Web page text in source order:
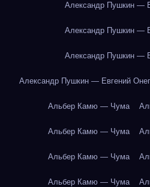
Александр Пушкин —
Александр Пушкин —
Александр Пушкин —
Александр Пушкин — Евгений
Альбер Камю — Чума
Альбер Камю — Чума
Альбер Камю — Чума
Альбер Камю — Чума